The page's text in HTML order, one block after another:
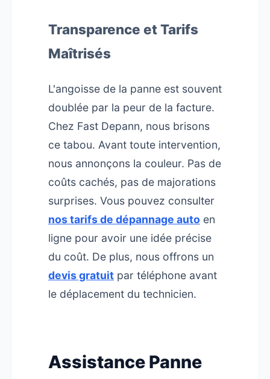
Transparence et Tarifs
Maîtrisés
L'angoisse de la panne est souvent
doublée par la peur de la facture.
Chez Fast Depann, nous brisons
ce tabou. Avant toute intervention,
nous annonçons la couleur. Pas de
coûts cachés, pas de majorations
surprises. Vous pouvez consulter
nos tarifs de dépannage auto en
ligne pour avoir une idée précise
du coût. De plus, nous offrons un
devis gratuit par téléphone avant
le déplacement du technicien.
Assistance Panne